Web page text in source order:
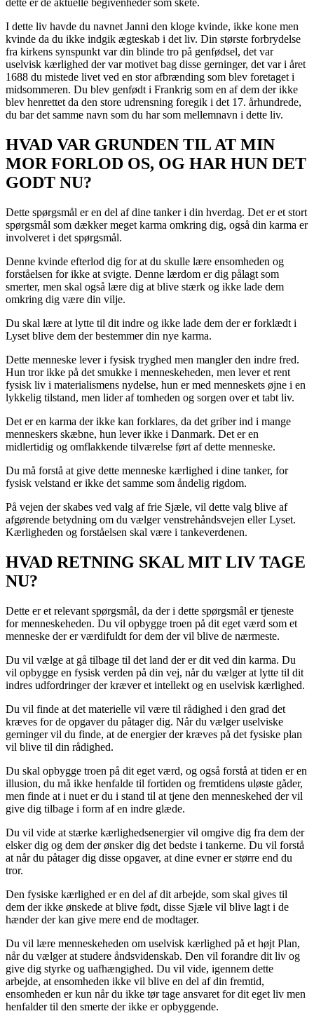
dette er de aktuelle begivenheder som skete.
I dette liv havde du navnet Janni den kloge kvinde, ikke kone men
kvinde da du ikke indgik ægteskab i det liv. Din største forbrydelse
fra kirkens synspunkt var din blinde tro på genfødsel, det var
uselvisk kærlighed der var motivet bag disse gerninger, det var i året
1688 du mistede livet ved en stor afbrænding som blev foretaget i
midsommeren. Du blev genfødt i Frankrig som en af dem der ikke
blev henrettet da den store udrensning foregik i det 17. århundrede,
du bar det samme navn som du har som mellemnavn i dette liv.
HVAD VAR GRUNDEN TIL AT MIN
MOR FORLOD OS, OG HAR HUN DET
GODT NU?
Dette spørgsmål er en del af dine tanker i din hverdag. Det er et stort
spørgsmål som dækker meget karma omkring dig, også din karma er
involveret i det spørgsmål.
Denne kvinde efterlod dig for at du skulle lære ensomheden og
forståelsen for ikke at svigte. Denne lærdom er dig pålagt som
smerter, men skal også lære dig at blive stærk og ikke lade dem
omkring dig være din vilje.
Du skal lære at lytte til dit indre og ikke lade dem der er forklædt i
Lyset blive dem der bestemmer din nye karma.
Dette menneske lever i fysisk tryghed men mangler den indre fred.
Hun tror ikke på det smukke i menneskeheden, men lever et rent
fysisk liv i materialismens nydelse, hun er med menneskets øjne i en
lykkelig tilstand, men lider af tomheden og sorgen over et tabt liv.
Det er en karma der ikke kan forklares, da det griber ind i mange
menneskers skæbne, hun lever ikke i Danmark. Det er en
midlertidig og omflakkende tilværelse ført af dette menneske.
Du må forstå at give dette menneske kærlighed i dine tanker, for
fysisk velstand er ikke det samme som åndelig rigdom.
På vejen der skabes ved valg af frie Sjæle, vil dette valg blive af
afgørende betydning om du vælger venstrehåndsvejen eller Lyset.
Kærligheden og forståelsen skal være i tankeverdenen.
HVAD RETNING SKAL MIT LIV TAGE
NU?
Dette er et relevant spørgsmål, da der i dette spørgsmål er tjeneste
for menneskeheden. Du vil opbygge troen på dit eget værd som et
menneske der er værdifuldt for dem der vil blive de nærmeste.
Du vil vælge at gå tilbage til det land der er dit ved din karma. Du
vil opbygge en fysisk verden på din vej, når du vælger at lytte til dit
indres udfordringer der kræver et intellekt og en uselvisk kærlighed.
Du vil finde at det materielle vil være til rådighed i den grad det
kræves for de opgaver du påtager dig. Når du vælger uselviske
gerninger vil du finde, at de energier der kræves på det fysiske plan
vil blive til din rådighed.
Du skal opbygge troen på dit eget værd, og også forstå at tiden er en
illusion, du må ikke henfalde til fortiden og fremtidens uløste gåder,
men finde at i nuet er du i stand til at tjene den menneskehed der vil
give dig tilbage i form af en indre glæde.
Du vil vide at stærke kærlighedsenergier vil omgive dig fra dem der
elsker dig og dem der ønsker dig det bedste i tankerne. Du vil forstå
at når du påtager dig disse opgaver, at dine evner er større end du
tror.
Den fysiske kærlighed er en del af dit arbejde, som skal gives til
dem der ikke ønskede at blive født, disse Sjæle vil blive lagt i de
hænder der kan give mere end de modtager.
Du vil lære menneskeheden om uselvisk kærlighed på et højt Plan,
når du vælger at studere åndsvidenskab. Den vil forandre dit liv og
give dig styrke og uafhængighed. Du vil vide, igennem dette
arbejde, at ensomheden ikke vil blive en del af din fremtid,
ensomheden er kun når du ikke tør tage ansvaret for dit eget liv men
henfalder til den smerte der ikke er opbyggende.